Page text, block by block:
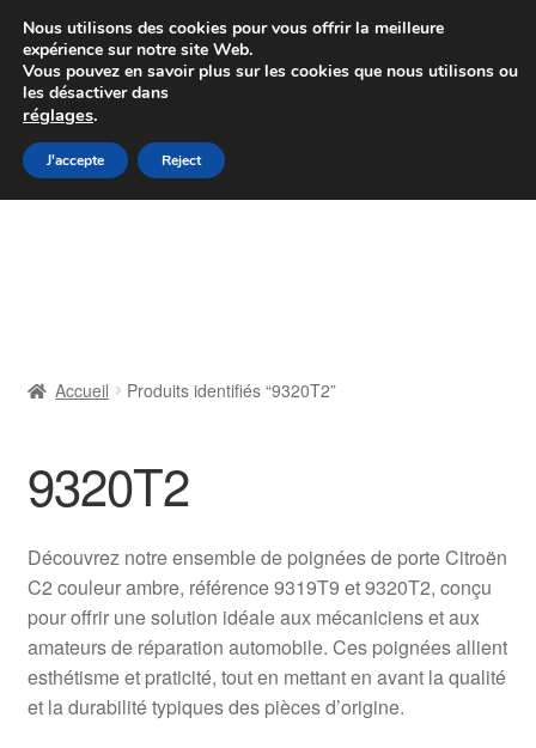
Colissimo livraison à partir de 7 EUR
Du lundi au vendredi de 9 h à 16 h
Aller
à
Aller
au
Livraison
Livraison internationale
Mon compte
Paiements
Accueil Produits identifiés “9320T2”
9320T2
Découvrez notre ensemble de poignées de porte Citroën
C2 couleur ambre, référence 9319T9 et 9320T2, conçu
pour offrir une solution idéale aux mécaniciens et aux
amateurs de réparation automobile. Ces poignées allient
esthétisme et praticité, tout en mettant en avant la qualité
et la durabilité typiques des pièces d’origine.
Nous utilisons des cookies pour vous offrir la meilleure
expérience sur notre site Web.
Vous pouvez en savoir plus sur les cookies que nous utilisons ou
les désactiver dans
réglages.
J'accepte Reject